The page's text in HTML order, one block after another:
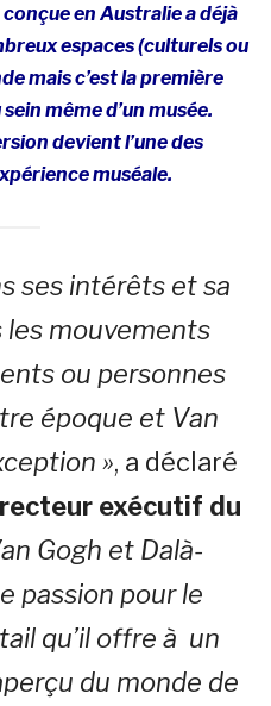
conçue en Australie a déjà
espaces (culturels ou
mais c’est la première
même d’un musée.
devient l’une des
muséale.
ses intérêts et sa
les mouvements
ou personnes
époque et Van
», a déclaré
exécutif du
Gogh et Dalà­
passion pour le
qu’il offre à un
du monde de